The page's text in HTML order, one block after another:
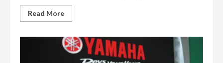
Read MoreRead
more
Motor
Hadirkan
Gagasan